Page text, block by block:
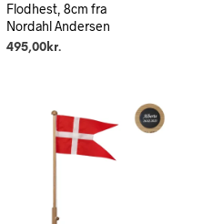
Flodhest, 8cm fra
Nordahl Andersen
495,00kr.